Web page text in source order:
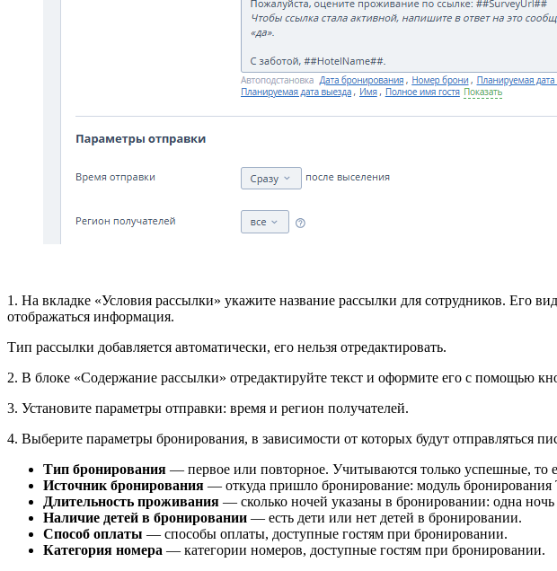
1. На вкладке «Условия рассылки» укажите название рассылки для сотрудников. Его
отображаться информация.
Тип рассылки добавляется автоматически, его нельзя отредактировать.
2. В блоке «Содержание рассылки» отредактируйте текст и оформите его с помощью
3. Установите параметры отправки: время и регион получателей.
4. Выберите параметры бронирования, в зависимости от которых будут отправляться
Тип бронирования — первое или повторное. Учитываются только успешные, то
Источник бронирования — откуда пришло бронирование: модуль
Длительность проживания — сколько ночей указаны в бронировании: одна
Наличие детей в бронировании — есть дети или нет детей в бронировании.
Способ оплаты — способы оплаты, доступные гостям при бронировании.
Категория номера — категории номеров, доступные гостям при бронировании.